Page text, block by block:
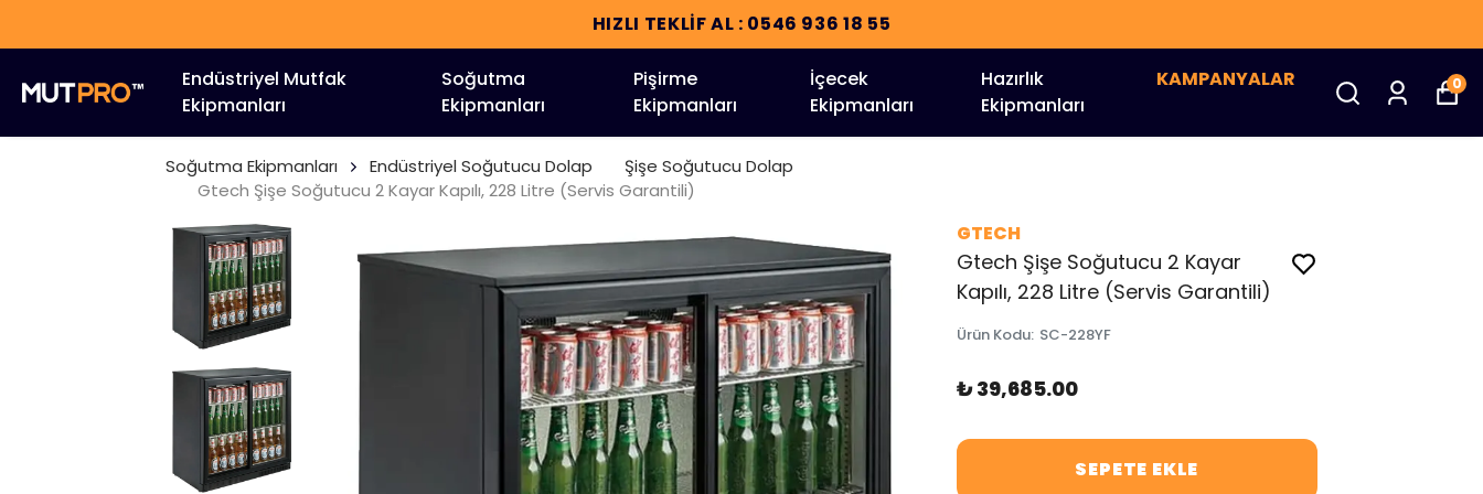
HIZLI TEKLİF AL : 0546 936 18 55
Endüstriyel Mutfak
Ekipmanları
Soğutma
Ekipmanları
Pişirme
Ekipmanları
İçecek
Ekipmanları
Hazırlık
Ekipmanları
KAMPANYALAR 0
Soğutma Ekipmanları Endüstriyel Soğutucu Dolap
Şişe Soğutucu Dolap
Gtech Şişe Soğutucu 2 Kayar Kapılı, 228 Litre (Servis Garantili)
GTECH
Gtech Şişe Soğutucu 2 Kayar
Kapılı, 228 Litre (Servis Garantili)
Ürün Kodu: SC-228YF
₺ 39,685.00
SEPETE EKLE